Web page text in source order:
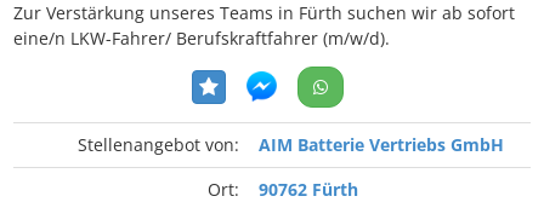
Zur Verstärkung unseres Teams in Fürth suchen wir ab sofort
eine/n LKW-Fahrer/ Berufskraftfahrer (m/w/d).
Stellenangebot von:
AIM Batterie Vertriebs GmbH
Ort:
90762 Fürth